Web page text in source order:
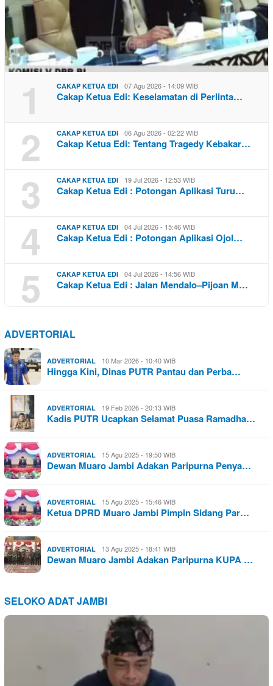
1 CAKAP KETUA EDI 07 Agu 2026 - 14:09 WIB
Cakap Ketua Edi: Keselamatan di Perlinta…
2 CAKAP KETUA EDI 06 Agu 2026 - 02:22 WIB
Cakap Ketua Edi: Tentang Tragedy Kebakar…
3 CAKAP KETUA EDI 19 Jul 2026 - 12:53 WIB
Cakap Ketua Edi : Potongan Aplikasi Turu…
4 CAKAP KETUA EDI 04 Jul 2026 - 15:46 WIB
Cakap Ketua Edi : Potongan Aplikasi Ojol…
5 CAKAP KETUA EDI 04 Jul 2026 - 14:56 WIB
Cakap Ketua Edi : Jalan Mendalo–Pijoan M…
ADVERTORIAL
ADVERTORIAL 10 Mar 2026 - 10:40 WIB
Hingga Kini, Dinas PUTR Pantau dan Perba…
ADVERTORIAL 19 Feb 2026 - 20:13 WIB
Kadis PUTR Ucapkan Selamat Puasa Ramadha…
ADVERTORIAL 15 Agu 2025 - 19:50 WIB
Dewan Muaro Jambi Adakan Paripurna Penya…
ADVERTORIAL 15 Agu 2025 - 15:46 WIB
Ketua DPRD Muaro Jambi Pimpin Sidang Par…
ADVERTORIAL 13 Agu 2025 - 18:41 WIB
Dewan Muaro Jambi Adakan Paripurna KUPA …
SELOKO ADAT JAMBI